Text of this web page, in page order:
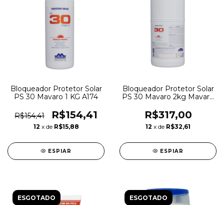
Bloqueador Protetor Solar
PS 30 Mavaro 1 KG A174
R$154,41 R$154,41
12 x de R$15,88
ESPIAR
Bloqueador Protetor Solar
PS 30 Mavaro 2kg Mavaro
R$317,00
12 x de R$32,61
ESPIAR
ESGOTADO ESGOTADO